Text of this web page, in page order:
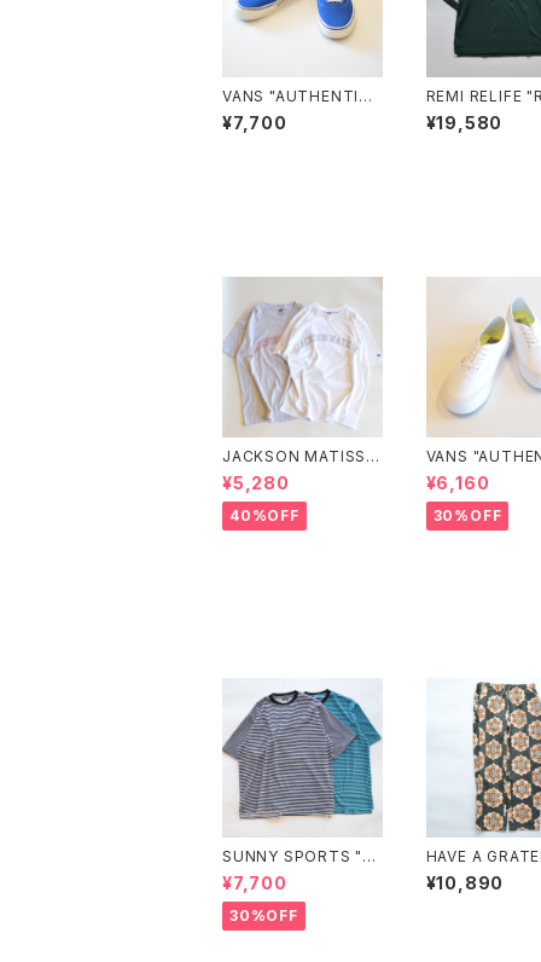
VANS "AUTHENTIC"
Sidewall Print CLAS
SIC BLUE VN000Z7
¥7,700
REMI RELIFE
竺フットボール
ツ(11)"
¥19,580
JACKSON MATISSE
"RUSSELL ATHLETI
C×JM Logo Tee"
¥5,280
40%OFF
VANS
VR3
D"
¥6,160
30%OFF
SUNNY SPORTS "PI
LE BORDER SS TEE"
¥7,700
30%OFF
HAVE A
DAY "AMPLE
ANTS"
¥10,890